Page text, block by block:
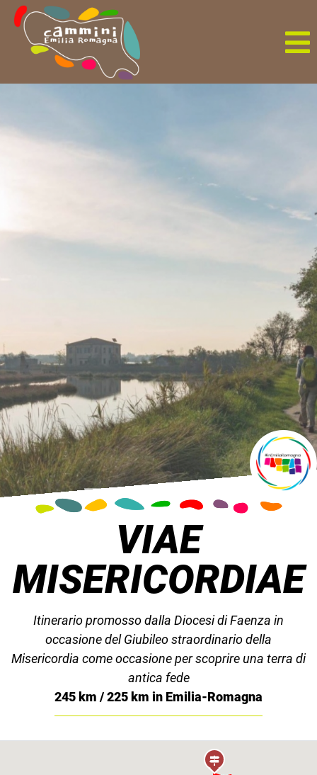
VIAE
MISERICORDIAE
Itinerario promosso dalla Diocesi di Faenza in
occasione del Giubileo straordinario della
Misericordia come occasione per scoprire una terra di
antica fede
245 km / 225 km in Emilia-Romagna